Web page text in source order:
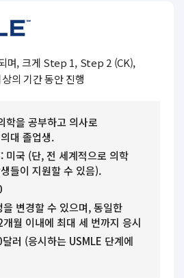
며, 크게 Step 1, Step 2 (CK),
의 기간 동안 진행
학을 공부하고 의사로
대 졸업생.
미국 (단, 전 세계적으로 의학
들이 지원할 수 있음).
변경할 수 있으며, 동일한
월 이내에 최대 세 번까지 응시
러 (응시하는 USMLE 단계에